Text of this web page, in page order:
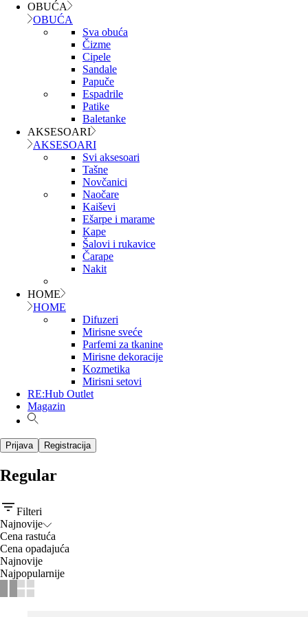
OBUĆA
OBUĆA
Sva obuća
Čizme
Cipele
Sandale
Papuče
Espadrile
Patike
Baletanke
AKSESOARI
AKSESOARI
Svi aksesoari
Tašne
Novčanici
Naočare
Kaiševi
Ešarpe i marame
Kape
Šalovi i rukavice
Čarape
Nakit
HOME
HOME
Difuzeri
Mirisne sveće
Parfemi za tkanine
Mirisne dekoracije
Kozmetika
Mirisni setovi
RE:Hub Outlet
Magazin
Prijava Registracija
Regular
Filteri
Najnovije
Cena rastuća
Cena opadajuća
Najnovije
Najpopularnije